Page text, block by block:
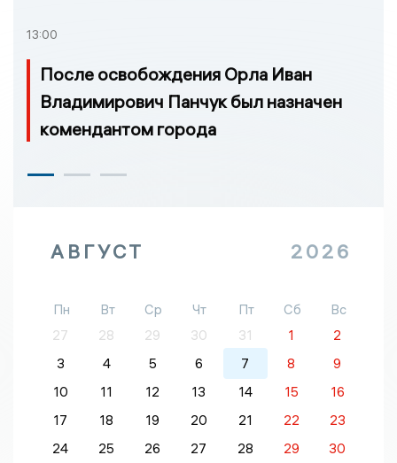
13:00
После освобождения Орла Иван
Владимирович Панчук был назначен
комендантом города
АВГУСТ 2026
Пн Вт Ср Чт Пт Сб
Вс
27
28 29 30 31 1
2
3
4 5 6 7 8
9
10
11 12 13 14 15
16
17
18 19 20 21 22
23
24
25 26 27 28 29
30